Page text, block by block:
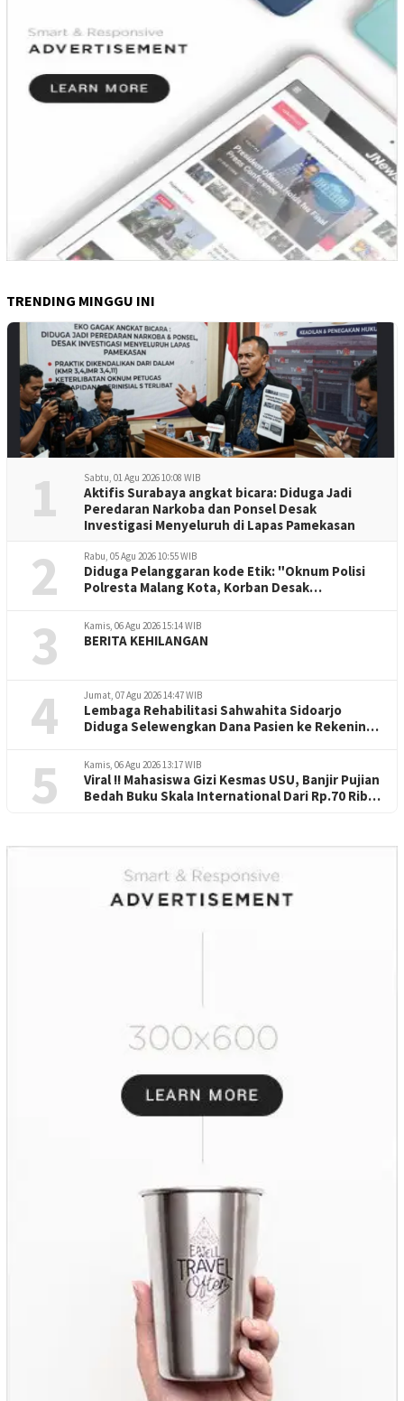
TRENDING MINGGU INI
1 Sabtu, 01 Agu 2026 10:08 WIB
Aktifis Surabaya angkat bicara: Diduga Jadi
Peredaran Narkoba dan Ponsel Desak
Investigasi Menyeluruh di Lapas Pamekasan
2 Rabu, 05 Agu 2026 10:55 WIB
Diduga Pelanggaran kode Etik: "Oknum Polisi
Polresta Malang Kota, Korban Desak
3 Kamis, 06 Agu 2026 15:14 WIB
BERITA KEHILANGAN
4 Jumat, 07 Agu 2026 14:47 WIB
Lembaga Rehabilitasi Sahwahita Sidoarjo
Diduga Selewengkan Dana Pasien ke Rekening
5 Kamis, 06 Agu 2026 13:17 WIB
Viral !! Mahasiswa Gizi Kesmas USU, Banjir Pujian
Bedah Buku Skala International Dari Rp.70 Ribu